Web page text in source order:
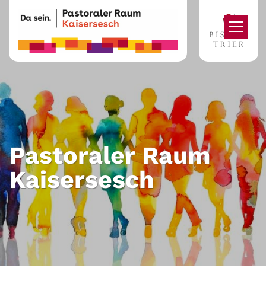
Zum Inhalt springen
Pastoraler Raum
Kaisersesch